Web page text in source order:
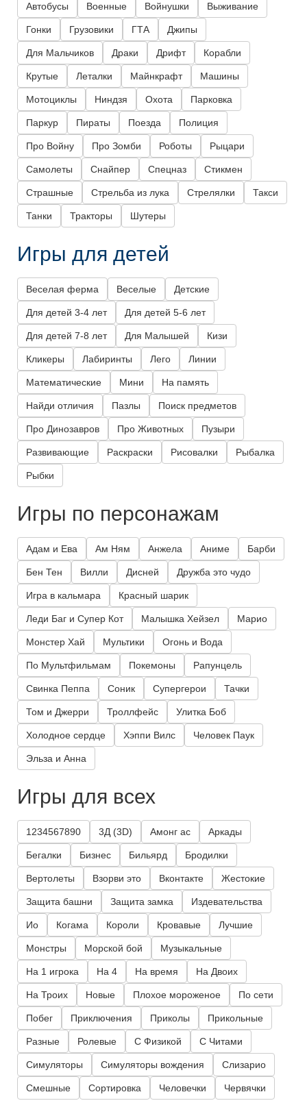
Автобусы Военные Войнушки Выживание
Гонки Грузовики ГТА Джипы
Для Мальчиков Драки Дрифт Корабли
Крутые Леталки Майнкрафт Машины
Мотоциклы Ниндзя Охота Парковка
Паркур Пираты Поезда Полиция
Про Войну Про Зомби Роботы Рыцари
Самолеты Снайпер Спецназ Стикмен
Страшные Стрельба из лука Стрелялки Такси
Танки Тракторы Шутеры
Игры для детей
Веселая ферма Веселые Детские
Для детей 3-4 лет Для детей 5-6 лет
Для детей 7-8 лет Для Малышей Кизи
Кликеры Лабиринты Лего Линии
Математические Мини На память
Найди отличия Пазлы Поиск предметов
Про Динозавров Про Животных Пузыри
Развивающие Раскраски Рисовалки Рыбалка
Рыбки
Игры по персонажам
Адам и Ева Ам Ням Анжела Аниме Барби
Бен Тен Вилли Дисней Дружба это чудо
Игра в кальмара Красный шарик
Леди Баг и Супер Кот Малышка Хейзел Марио
Монстер Хай Мультики Огонь и Вода
По Мультфильмам Покемоны Рапунцель
Свинка Пеппа Соник Супергерои Тачки
Том и Джерри Троллфейс Улитка Боб
Холодное сердце Хэппи Вилс Человек Паук
Эльза и Анна
Игры для всех
1234567890 3Д (3D) Амонг ас Аркады
Бегалки Бизнес Бильярд Бродилки
Вертолеты Взорви это Вконтакте Жестокие
Защита башни Защита замка Издевательства
Ио Когама Короли Кровавые Лучшие
Монстры Морской бой Музыкальные
На 1 игрока На 4 На время На Двоих
На Троих Новые Плохое мороженое По сети
Побег Приключения Приколы Прикольные
Разные Ролевые С Физикой С Читами
Симуляторы Симуляторы вождения Слизарио
Смешные Сортировка Человечки Червячки